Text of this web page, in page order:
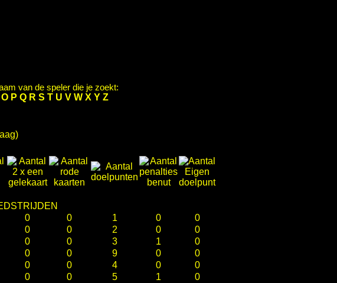
van de speler die je zoekt:
O P Q R S T U V W X Y Z
0 0 1 0
0
0 0 2 0
0
0 0 3 1
0
0 0 9 0
0
0 0 4 0
0
0 0 5 1
0